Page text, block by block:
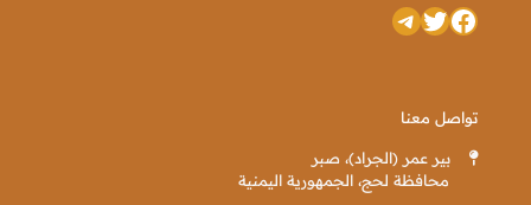
فيسبوك
تويترتيليجرام
تواصل معنا
بير عمر (الجراد)، صبر
محافظة لحج، الجمهورية اليمنية